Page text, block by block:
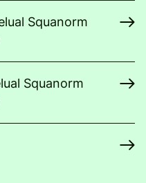
Squanorm
Squanorm